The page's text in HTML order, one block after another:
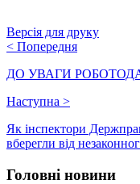
Версія для друку
< Попередня
ДО УВАГИ
Наступна >
Як інспектори
вберегли від
Головні новини